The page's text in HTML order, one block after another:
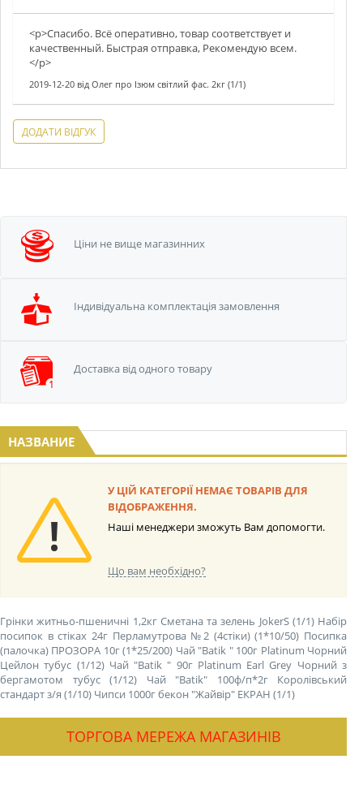
<p>Спасибо. Всё оперативно, товар соответствует и
качественный. Быстрая отправка, Рекомендую всем.
</p>
2019-12-20 від Олег про Ізюм світлий фас. 2кг (1/1)
ДОДАТИ ВІДГУК
Ціни не вище магазинних
Iндивідуальна комплектація замовлення
Доставка від одного товару
НАЗВАНИЕ
У ЦІЙ КАТЕГОРІЇ НЕМАЄ ТОВАРІВ ДЛЯ
ВІДОБРАЖЕННЯ.
Наші менеджери зможуть Вам допомогти.
Що вам необхідно?
Грінки житньо-пшеничні 1,2кг Сметана та зелень JokerS (1/1) Набір
посипок в стіках 24г Перламутрова №2 (4стіки) (1*10/50) Посипка
(палочка) ПРОЗОРА 10г (1*25/200) Чай "Batik " 100г Platinum Чорний
Цейлон тубус (1/12) Чай "Batik " 90г Platinum Earl Grey Чорний з
бергамотом тубус (1/12)
Чай "Batik" 100ф/п*2г Королівський
стандарт з/я (1/10) Чипси 1000г бекон "Жайвір" ЕКРАН (1/1)
ТОРГОВА МЕРЕЖА МАГАЗИНІВ